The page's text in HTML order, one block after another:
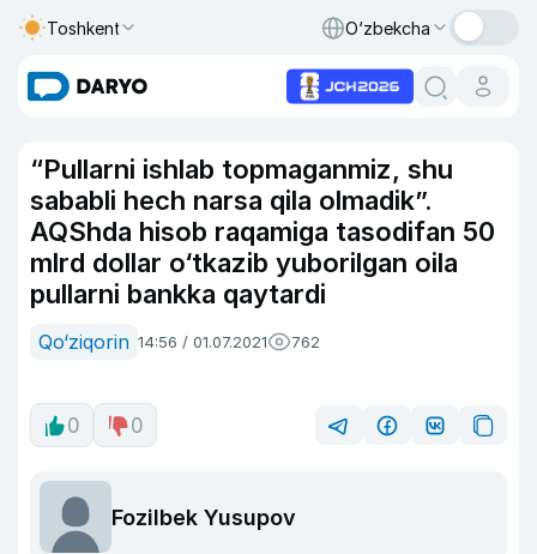
Toshkent O‘zbekcha
“Pullarni ishlab topmaganmiz, shu
sababli hech narsa qila olmadik”.
AQShda hisob raqamiga tasodifan 50
mlrd dollar o‘tkazib yuborilgan oila
pullarni bankka qaytardi
Qo‘ziqorin 14:56 / 01.07.2021 762
0 0
Fozilbek Yusupov